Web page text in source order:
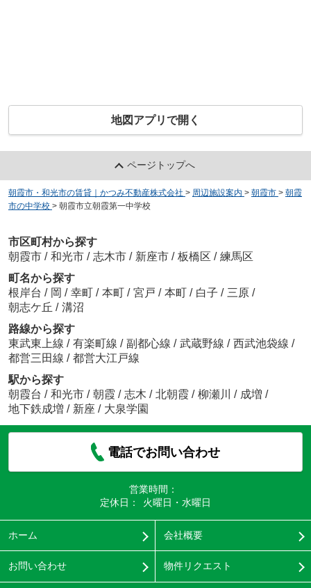
地図アプリで開く
ページトップへ
朝霞市・和光市の賃貸｜かつみ不動産株式会社 > 周辺施設案内 > 朝霞市 > 朝霞
市の中学校 > 朝霞市立朝霞第一中学校
市区町村から探す
朝霞市 / 和光市 / 志木市 / 新座市 / 板橋区 / 練馬区
町名から探す
根岸台 / 岡 / 幸町 / 本町 / 宮戸 / 本町 / 白子 / 三原 /
朝志ケ丘 / 溝沼
路線から探す
東武東上線 / 有楽町線 / 副都心線 / 武蔵野線 / 西武池袋線 /
都営三田線 / 都営大江戸線
駅から探す
朝霞台 / 和光市 / 朝霞 / 志木 / 北朝霞 / 柳瀬川 / 成増 /
地下鉄成増 / 新座 / 大泉学園
電話でお問い合わせ
営業時間：
定休日：
火曜日・水曜日
ホーム 会社概要
お問い合わせ 物件リクエスト